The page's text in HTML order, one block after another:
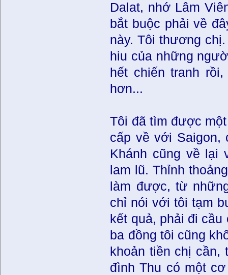
Dalat, nhớ Lâm
bắt buộc phải về
này. Tôi thương
hiu của những
hết chiến tranh
hơn...
Tôi đã tìm được
cấp về với Saigon,
Khánh cũng về lại
lam lũ. Thỉnh
làm được, từ
chỉ nói với tôi tạm
kết quả, phải đi
ba đồng tôi cũng
khoản tiền chị cần,
đình Thu có một